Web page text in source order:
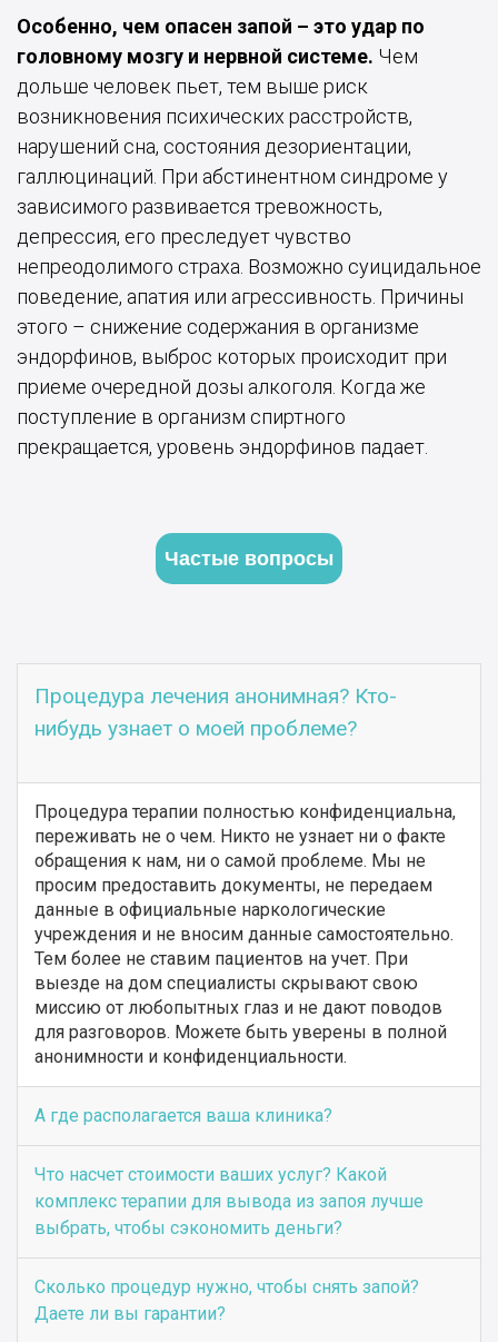
Особенно, чем опасен запой – это удар по
головному мозгу и нервной системе. Чем
дольше человек пьет, тем выше риск
возникновения психических расстройств,
нарушений сна, состояния дезориентации,
галлюцинаций. При абстинентном синдроме у
зависимого развивается тревожность,
депрессия, его преследует чувство
непреодолимого страха. Возможно суицидальное
поведение, апатия или агрессивность. Причины
этого – снижение содержания в организме
эндорфинов, выброс которых происходит при
приеме очередной дозы алкоголя. Когда же
поступление в организм спиртного
прекращается, уровень эндорфинов падает.
Частые вопросы
Процедура лечения анонимная? Кто-
нибудь узнает о моей проблеме?
Процедура терапии полностью конфиденциальна,
переживать не о чем. Никто не узнает ни о факте
обращения к нам, ни о самой проблеме. Мы не
просим предоставить документы, не передаем
данные в официальные наркологические
учреждения и не вносим данные самостоятельно.
Тем более не ставим пациентов на учет. При
выезде на дом специалисты скрывают свою
миссию от любопытных глаз и не дают поводов
для разговоров. Можете быть уверены в полной
анонимности и конфиденциальности.
А где располагается ваша клиника?
Что насчет стоимости ваших услуг? Какой
комплекс терапии для вывода из запоя лучше
выбрать, чтобы сэкономить деньги?
Сколько процедур нужно, чтобы снять запой?
Даете ли вы гарантии?